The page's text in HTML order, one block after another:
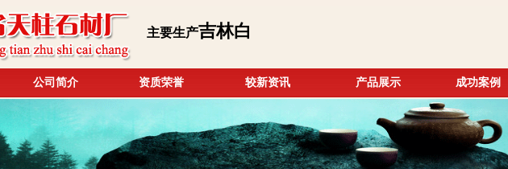
主要生产吉林白
公司简介 资质荣誉 较新资讯 产品展示 成功案例